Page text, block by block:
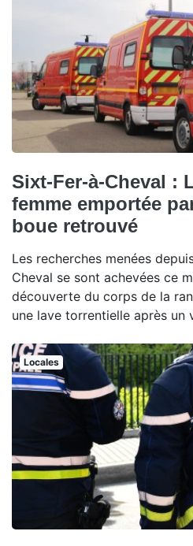
Sixt-Fer-à-Cheval :
femme emportée
boue retrouvé
Les recherches menées
Cheval se sont achevées ce
découverte du corps de la
une lave torrentielle après un
Locales